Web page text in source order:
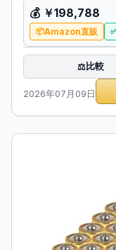
💰 ￥198,788
Amazon直販
⚖️比較
2026年07月09日